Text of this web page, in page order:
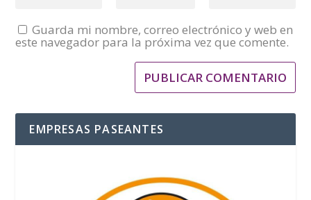
Guarda mi nombre, correo electrónico y web en
este navegador para la próxima vez que comente.
EMPRESAS PASEANTES